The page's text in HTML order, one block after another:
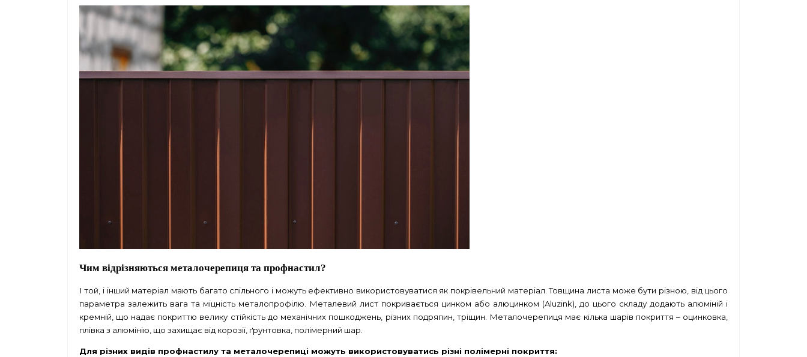
Чим відрізняються металочерепиця та профнастил?
І той, і інший матеріал мають багато спільного і можуть ефективно використовуватися як покрівельний матеріал. Товщина листа може бути різною, від цього
параметра залежить вага та міцність металопрофілю. Металевий лист покривається цинком або алюцинком (Aluzink), до цього складу додають алюміній і
кремній, що надає покриттю велику стійкість до механічних пошкоджень, різних подряпин, тріщин. Металочерепиця має кілька шарів покриття – оцинковка,
плівка з алюмінію, що захищає від корозії, ґрунтовка, полімерний шар.
Для різних видів профнастилу та металочерепиці можуть використовуватись різні полімерні покриття: